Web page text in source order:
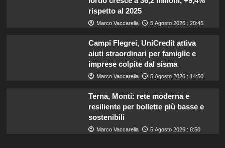
rispetto al 2025
Marco Vaccarella 5 Agosto 2026 : 20:45
Campi Flegrei, UniCredit attiva
aiuti straordinari per famiglie e
imprese colpite dal sisma
Marco Vaccarella 5 Agosto 2026 : 14:50
Terna, Monti: rete moderna e
resiliente per bollette più basse e
sostenibili
Marco Vaccarella 5 Agosto 2026 : 8:50